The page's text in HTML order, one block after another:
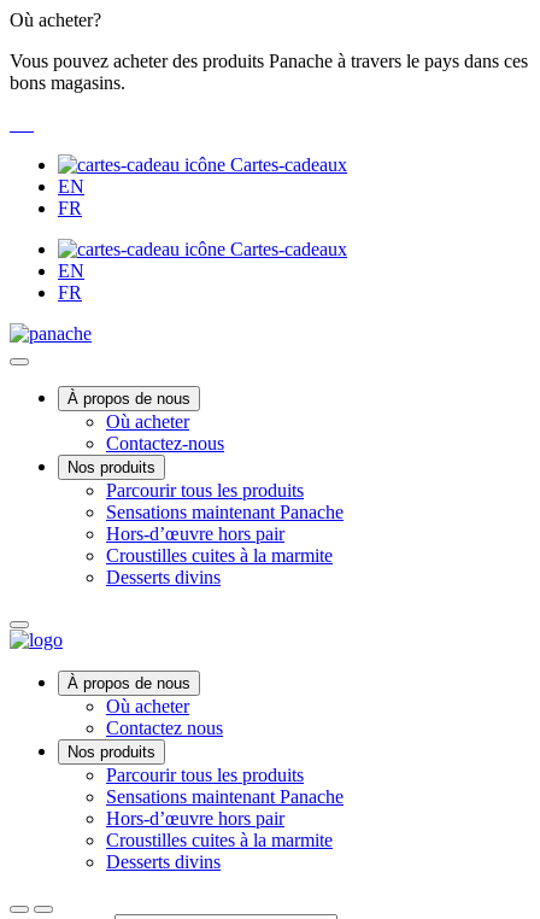
Passer
contenu
Où acheter?
Vous pouvez acheter des produits Panache à travers le pays dans ces
bons magasins.
Cartes-cadeaux
EN
FR
Cartes-cadeaux
EN
FR
MainÀ propos de nous
Où acheter
Contactez-nous
Nos produits
Parcourir tous les produits
Sensations maintenant Panache
Hors-d’œuvre hors pair
Croustilles cuites à la marmite
Desserts divins
Main
MenuÀ propos de nous
Où acheter
Contactez nous
Nos produits
Parcourir tous les produits
Sensations maintenant Panache
Hors-d’œuvre hors pair
Croustilles cuites à la marmite
Desserts divins